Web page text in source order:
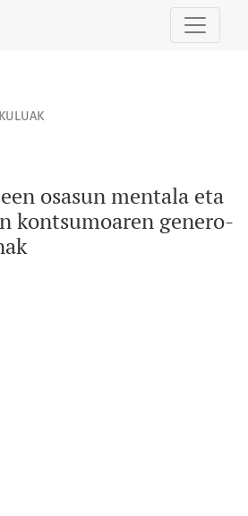
mentala eta psikofarmakoen
osasun mentala eta
kontsumoaren genero-